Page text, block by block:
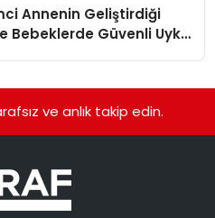
Annenin Geliştirdiği
Bebeklerde Güvenli Uyku
ve anlık takip edin.